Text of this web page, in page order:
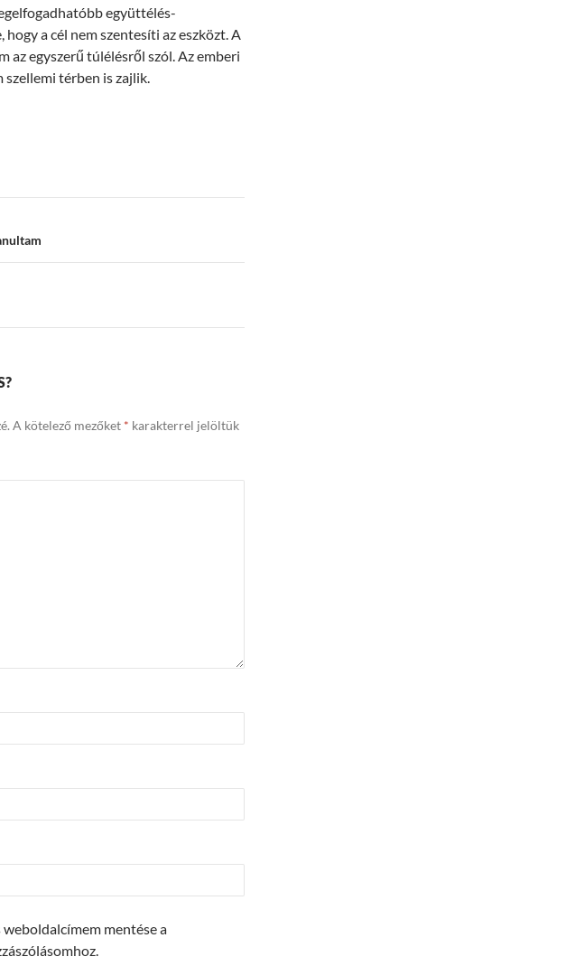
együttélés-
a cél nem szentesíti az eszközt. A
az egyszerű túlélésről szól. Az emberi
szellemi térben is zajlik.
A kötelező mezőket * karakterrel jelöltük
weboldalcímem mentése a